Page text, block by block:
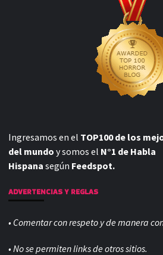
Ingresamos en el TOP100 de los
del mundo y somos el N°1 de Habla
Hispana según Feedspot.
ADVERTENCIAS Y REGLAS
• Comentar con respeto y de manera
• No se permiten links de otros sitios.